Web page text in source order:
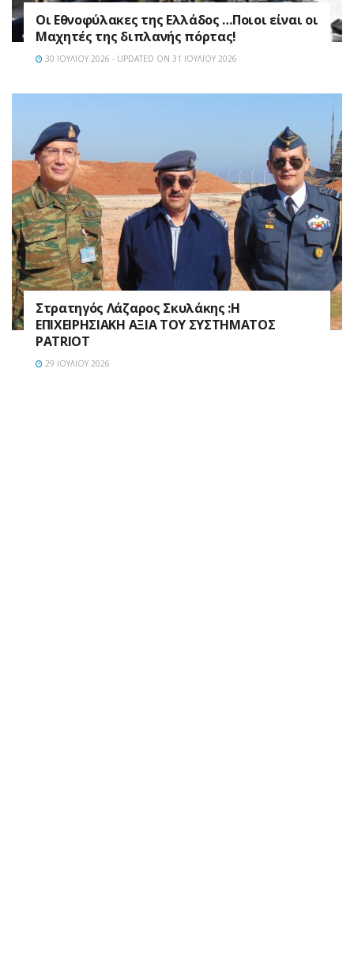
Οι Εθνοφύλακες της Ελλάδος …Ποιοι είναι οι
Μαχητές της διπλανής πόρτας!
30 ΙΟΥΛΊΟΥ 2026 - UPDATED ON 31 ΙΟΥΛΊΟΥ 2026
Στρατηγός Λάζαρος Σκυλάκης :Η
ΕΠΙΧΕΙΡΗΣΙΑΚΗ ΑΞΙΑ ΤΟΥ ΣΥΣΤΗΜΑΤΟΣ
PATRIOT
29 ΙΟΥΛΊΟΥ 2026